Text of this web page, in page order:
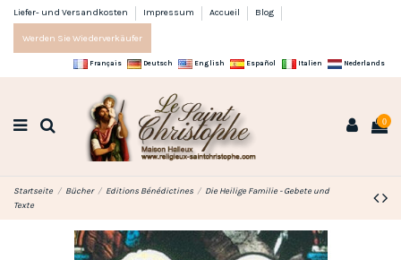
Liefer- und Versandkosten Impressum Accueil Blog
Werden Sie Wiederverkäufer
Français Deutsch English Español Italien Nederlands
0
Startseite Bücher Editions Bénédictines
Die Heilige Familie - Gebete und
Texte